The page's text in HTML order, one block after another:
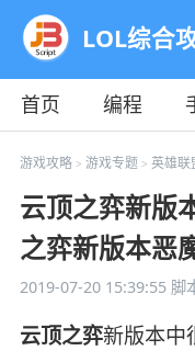
LOL综合
首页 编程
教程
平面
游戏攻略> 游戏专题 > 英雄联
云顶之弈新版
之弈新版本恶
2019-07-20 15:39:55脚
云顶之弈新版本中